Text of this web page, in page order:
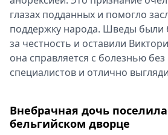
глазах подданных и помогло
поддержку народа. Шведы были
за честность и оставили
она справляется с болезнью
специалистов и отлично
Внебрачная дочь
бельгийском дворце